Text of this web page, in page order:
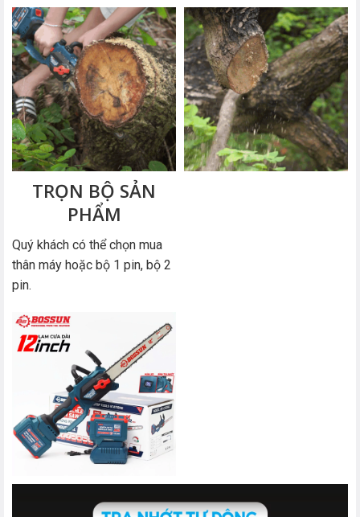
TRỌN BỘ SẢN
PHẨM
Quý khách có thể chọn mua
thân máy hoặc bộ 1 pin, bộ 2
pin.